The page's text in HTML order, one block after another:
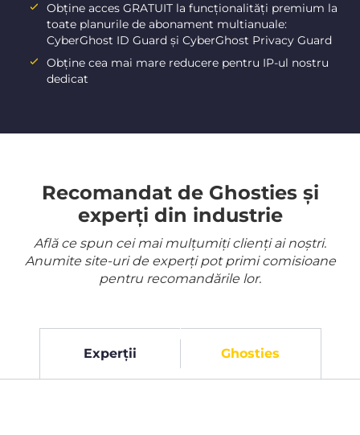
Obține acces GRATUIT la funcționalități premium la
toate planurile de abonament multianuale:
CyberGhost ID Guard și CyberGhost Privacy Guard
Obține cea mai mare reducere pentru IP-ul nostru
dedicat
Recomandat de Ghosties și
experți din industrie
Află ce spun cei mai mulțumiți clienți ai noștri.
Anumite site-uri de experți pot primi comisioane
pentru recomandările lor.
Experții Ghosties